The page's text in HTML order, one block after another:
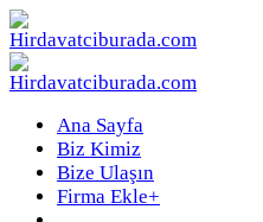
Ana Sayfa
Biz Kimiz
Bize Ulaşın
Firma Ekle+